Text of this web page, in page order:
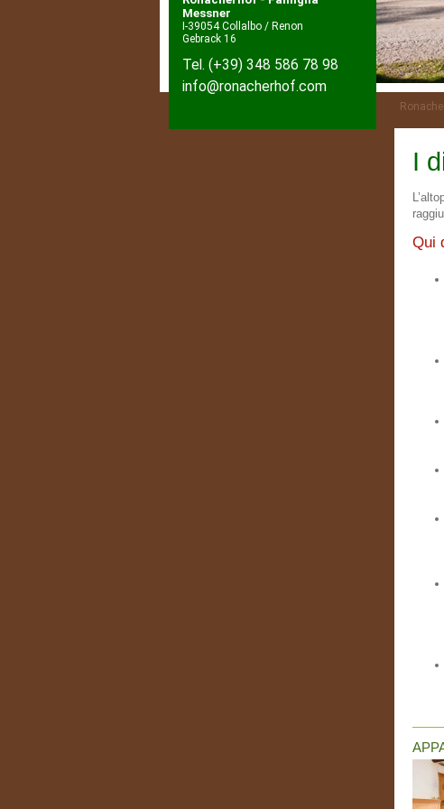
I
Qui
Messner
I-39054 Collalbo / Renon
Gebrack 16
Tel. (+39) 348 586 78 98
info@ronacherhof.com